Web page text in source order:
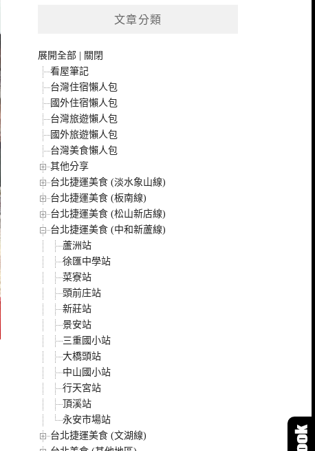
文章分類
展開全部
關閉
看屋筆記
台灣住宿懶人包
國外住宿懶人包
台灣旅遊懶人包
國外旅遊懶人包
台灣美食懶人包
其他分享
台北捷運美食 (淡水象山線)
台北捷運美食 (板南線)
台北捷運美食 (松山新店線)
台北捷運美食 (中和新蘆線)
蘆洲站
徐匯中學站
菜寮站
頭前庄站
新莊站
景安站
三重國小站
大橋頭站
中山國小站
行天宮站
頂溪站
永安市場站
台北捷運美食 (文湖線)